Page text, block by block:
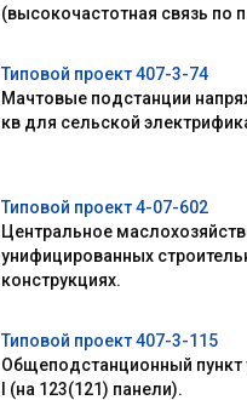
(высокочастотная связь по
Типовой проект 407-3-74
Мачтовые подстанции
кв для сельской
Типовой проект 4-07-602
Центральное
унифицированных
конструкциях.
Типовой проект 407-3-115
Общеподстанционный пункт
I (на 123(121) панели).